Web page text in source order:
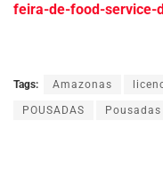
feira-de-food-service-
Tags: Amazonas
POUSADAS